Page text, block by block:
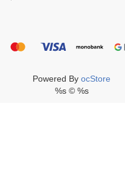
Powered ByocStore
%s © %s